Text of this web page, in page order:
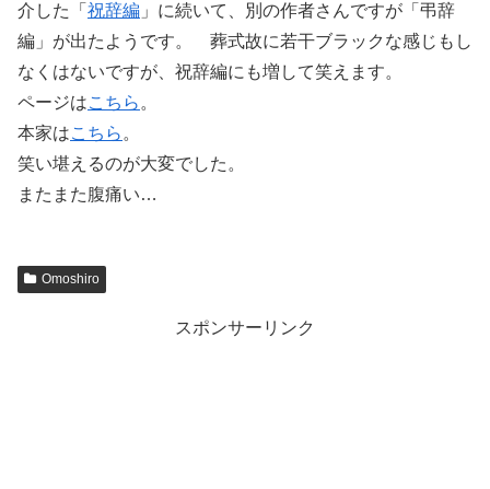
介した「 祝辞編 」に続いて、別の作者さんですが「弔辞
編」が出たようです。 葬式故に若干ブラックな感じもし
なくはないですが、祝辞編にも増して笑えます。
ページはこちら 。
本家はこちら 。
笑い堪えるのが大変でした。
またまた腹痛い…
Omoshiro
スポンサーリンク